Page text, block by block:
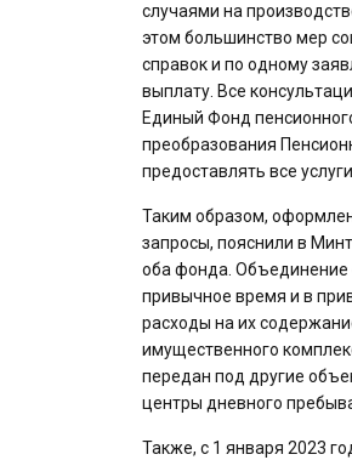
случаями на
этом большинство мер
справок и по одному
выплату. Все
Единый Фонд
преобразования
предоставлять все
Таким образом,
запросы, пояснили в
оба фонда. Объединение
привычное время и в
расходы на их
имущественного
передан под другие
центры дневного
Также, с 1 января 2023